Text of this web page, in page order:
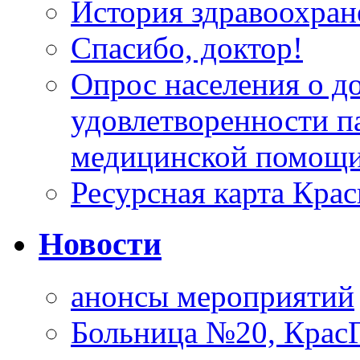
История
Спасибо, доктор!
Опрос населения о
удовлетворенности
медицинской
Ресурсная карта
Новости
анонсы мероприятий
Больница №20,